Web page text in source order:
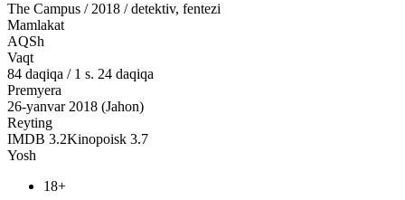
The Campus / 2018 / detektiv, fentezi
Mamlakat
AQSh
Vaqt
84 daqiqa / 1 s. 24 daqiqa
Premyera
26-yanvar 2018 (Jahon)
Reyting
IMDB 3.2Kinopoisk 3.7
Yosh
18+